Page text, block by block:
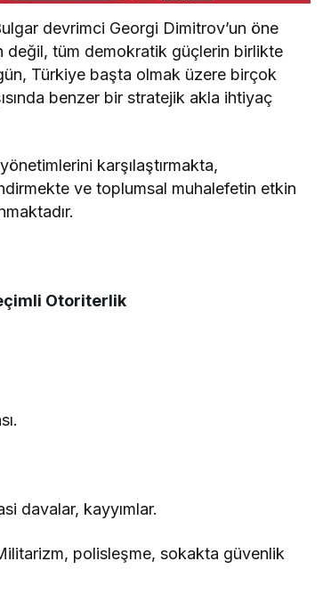
devrimci Georgi Dimitrov’un öne
değil, tüm demokratik güçlerin birlikte
Türkiye başta olmak üzere birçok
benzer bir stratejik akla ihtiyaç
karşılaştırmakta,
ve toplumsal muhalefetin etkin
Otoriterlik
davalar, kayyımlar.
polisleşme, sokakta güvenlik